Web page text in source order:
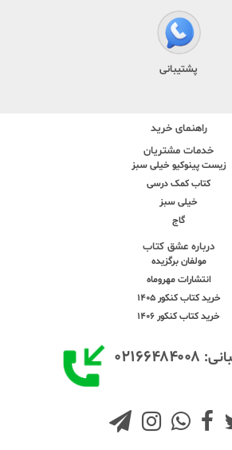
پشتیبانی
راهنمای خرید
خدمات مشتریان
زیست پینوکیو خیلی سبز
کتاب کمک درسی
خیلی سبز
گاج
درباره عشق کتاب
مولفان برگزیده
انتشارات مهروماه
خرید کتاب کنکور 1405
خرید کتاب کنکور 1406
۰۲۱۶۶۴۸۴۰۰۸